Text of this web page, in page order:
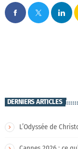
DERNIERS ARTICLES
L’Odyssée de